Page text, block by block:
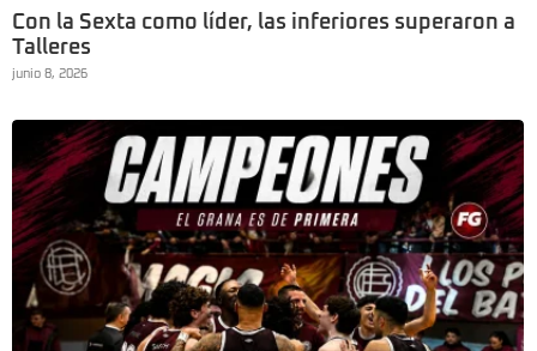
Con la Sexta como líder, las inferiores superaron a
Talleres
junio 8, 2026